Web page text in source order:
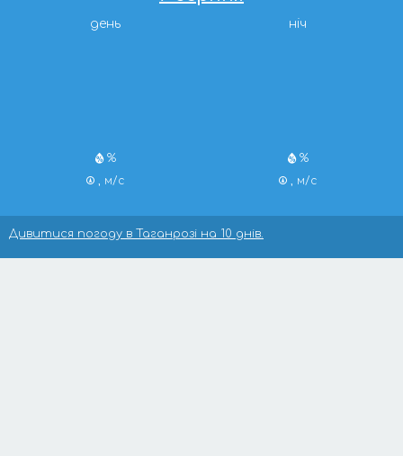
день
%
, м/с
ніч
%
, м/с
Дивитися погоду в Таганрозі на 10 днів.